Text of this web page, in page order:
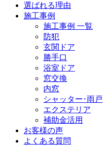
選ばれる理由
施工事例
施工事例 一覧
防犯
玄関ドア
勝手口
浴室ドア
窓交換
内窓
シャッター･雨戸
エクステリア
補助金活用
お客様の声
よくある質問